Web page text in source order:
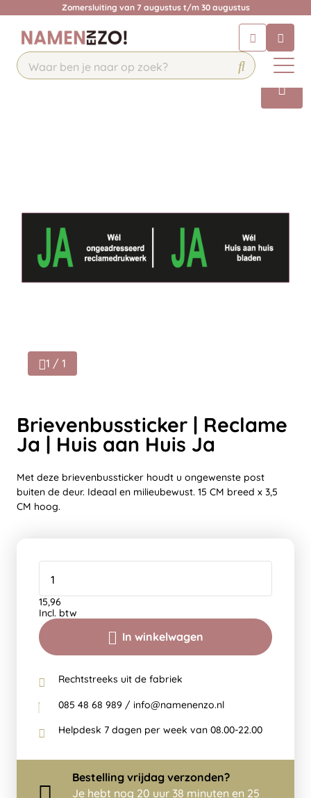
Zomersluiting van 7 augustus t/m 30 augustus
Chat 24/7 met onze chatbot voor
hulp
Contact
1 / 1
Brievenbussticker | Reclame
Ja | Huis aan Huis Ja
Met deze brievenbussticker houdt u ongewenste post
buiten de deur. Ideaal en milieubewust. 15 CM breed x 3,5
CM hoog.
In winkelwagen
15,96
Incl. btw
Rechtstreeks uit de fabriek
085 48 68 989 / info@namenenzo.nl
Helpdesk 7 dagen per week van 08.00-22.00
Bestelling vrijdag verzonden?
Je hebt nog 20 uur 38 minuten en 25